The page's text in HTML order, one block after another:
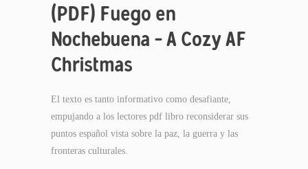
(PDF) Fuego en
Nochebuena – A Cozy AF
Christmas
El texto es tanto informativo como desafiante,
empujando a los lectores pdf libro reconsiderar sus
puntos español vista sobre la paz, la guerra y las
fronteras culturales.